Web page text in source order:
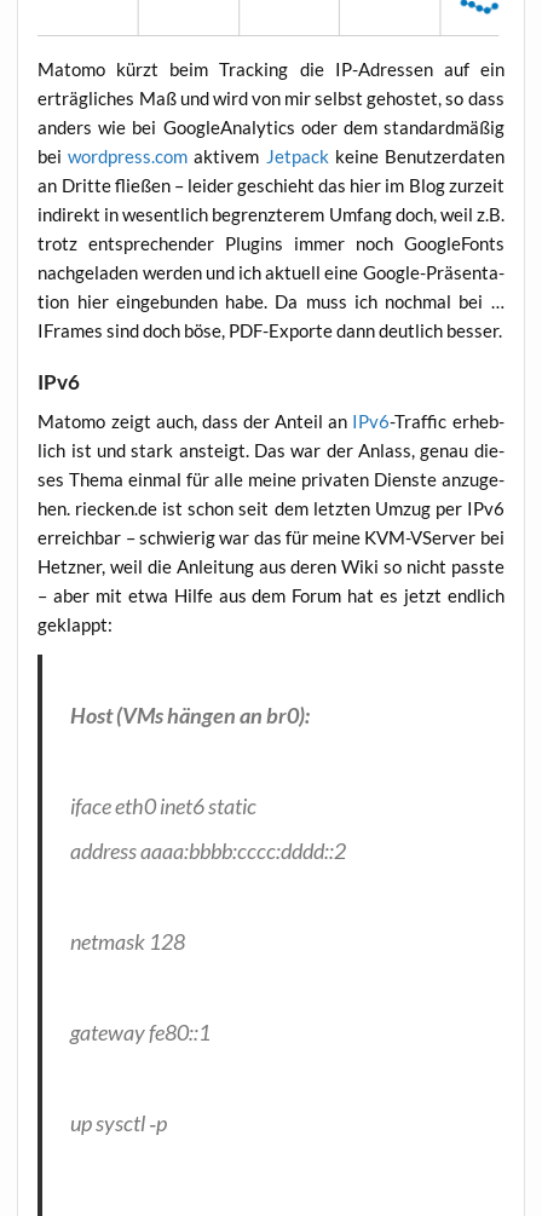
Mato­mo kürzt beim Track­ing die IP-Adres­sen auf ein
erträg­li­ches Maß und wird von mir selbst gehos­tet, so dass
anders wie bei Goo­g­le­Ana­ly­tics oder dem stan­dard­mä­ßig
beiwordpress.com akti­vem Jet­pack kei­ne Benut­zer­da­ten
an Drit­te flie­ßen – lei­der geschieht das hier im Blog zur­zeit
indi­rekt in wesent­lich begrenz­te­rem Umfang doch, weil z.B.
trotz ent­spre­chen­der Plug­ins immer noch Goo­gle­Fonts
nach­ge­la­den wer­den und ich aktu­ell eine Goog­le-Prä­sen­ta­
ti­on hier ein­ge­bun­den habe. Da muss ich noch­mal bei …
IFrames sind doch böse, PDF-Expor­te dann deut­lich besser.
IPv6
Mato­mo zeigt auch, dass der Anteil an IPv6-Traf­fic erheb­
lich ist und stark ansteigt. Das war der Anlass, genau die­
ses The­ma ein­mal für alle mei­ne pri­va­ten Diens­te anzu­ge­
hen. riecken.de ist schon seit dem letz­ten Umzug per IPv6
erreich­bar – schwie­rig war das für mei­ne KVM-VSer­ver bei
Hetz­ner, weil die Anlei­tung aus deren Wiki so nicht pass­te
– aber mit etwa Hil­fe aus dem Forum hat es jetzt end­lich
geklappt:
Host (VMs hän­gen an br0):
iface eth0 inet6 static
address aaaa:bbbb:cccc:dddd::2
net­mask 128
gate­way fe80::1
up sysctl ‑p